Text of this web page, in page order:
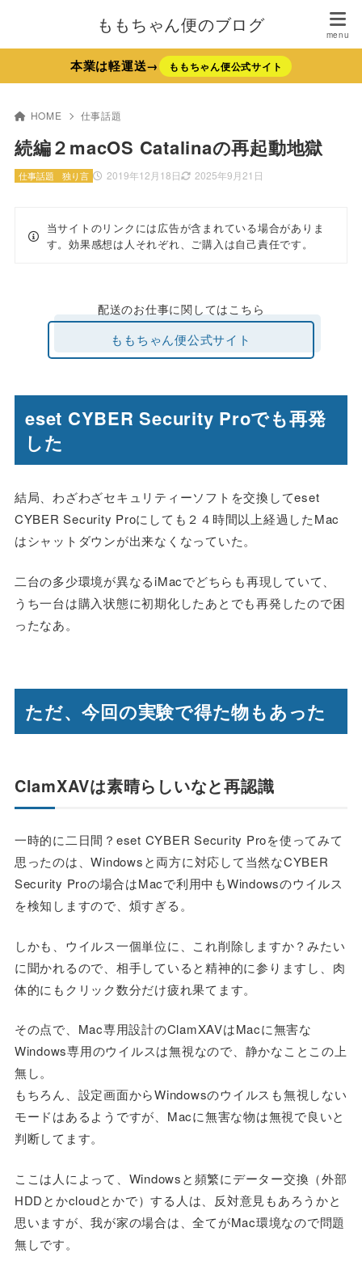
ももちゃん便のブログ
本業は軽運送→ ももちゃん便公式サイト
HOME 仕事話題
続編２macOS Catalinaの再起動地獄
2019年12月18日 2025年9月21日
仕事話題 独り言
当サイトのリンクには広告が含まれている場合がありま
す。効果感想は人それぞれ、ご購入は自己責任です。
配送のお仕事に関してはこちら
ももちゃん便公式サイト
eset CYBER Security Proでも再発
した
結局、わざわざセキュリティーソフトを交換してeset
CYBER Security Proにしても２４時間以上経過したMac
はシャットダウンが出来なくなっていた。
二台の多少環境が異なるiMacでどちらも再現していて、
うち一台は購入状態に初期化したあとでも再発したので困
ったなあ。
ただ、今回の実験で得た物もあった
ClamXAVは素晴らしいなと再認識
一時的に二日間？eset CYBER Security Proを使ってみて
思ったのは、Windowsと両方に対応して当然なCYBER
Security Proの場合はMacで利用中もWindowsのウイルス
を検知しますので、煩すぎる。
しかも、ウイルス一個単位に、これ削除しますか？みたい
に聞かれるので、相手していると精神的に参りますし、肉
体的にもクリック数分だけ疲れ果てます。
その点で、Mac専用設計のClamXAVはMacに無害な
Windows専用のウイルスは無視なので、静かなことこの上
無し。
もちろん、設定画面からWindowsのウイルスも無視しない
モードはあるようですが、Macに無害な物は無視で良いと
判断してます。
ここは人によって、Windowsと頻繁にデーター交換（外部
HDDとかcloudとかで）する人は、反対意見もあろうかと
思いますが、我が家の場合は、全てがMac環境なので問題
無しです。